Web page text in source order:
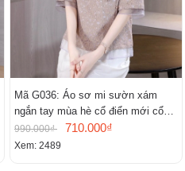
Mã G036: Áo sơ mi sườn xám
ngắn tay mùa hè cổ điển mới cổ
đứng
990.000₫ 710.000₫
Xem: 2489